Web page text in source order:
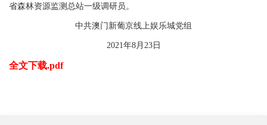
省森林资源监测总站一级调研员。
中共澳门新葡京线上娱乐城党组
2021年8月 23日
全文下载.pdf